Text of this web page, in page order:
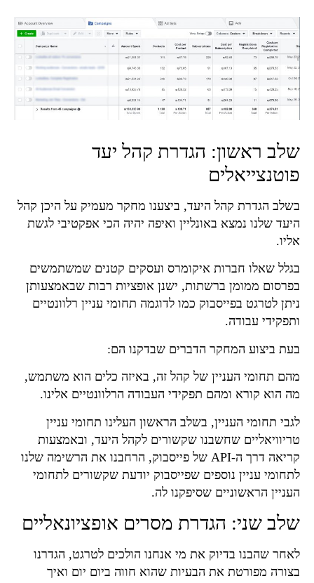
שלב ראשון: הגדרת קהל יעד
פוטנצייאלים
בשלב הגדרת קהל היעד, ביצענו מחקר מעמיק על היכן קהל
היעד שלנו נמצא באונליין ואיפה יהיה הכי אפקטיבי לגשת
אליו.
בגלל שאלו חברות איקומרס ועסקים קטנים שמשתמשים
בפרסום ממומן ברשתות, ישנן אופציות רבות שבאמצעותן
ניתן לטרגט בפייסבוק כמו לדוגמה תחומי עניין רלוונטיים
ותפקידי עבודה.
בעת ביצוע המחקר הדברים שבדקנו הם:
מהם תחומי העניין של קהל זה, באיזה כלים הוא משתמש,
מה הוא קורא ומהם תפקידי העבודה הרלוונטיים אלינו.
לגבי תחומי העניין, בשלב הראשון העלינו תחומי עניין
טריוויאליים שחשבנו שקשורים לקהל היעד, ובאמצעות
קריאה דרך ה-API של פייסבוק, הרחבנו את הרשימה שלנו
לתחומי עניין נוספים שפייסבוק יודעת שקשורים לתחומי
העניין הראשוניים שסיפקנו לה.
שלב שני: הגדרת מסרים אופציונאליים
לאחר שהבנו בדיוק את מי אנחנו הולכים לטרגט, הגדרנו
בצורה מפורטת את הבעיות שהוא חווה ביום יום ואיך